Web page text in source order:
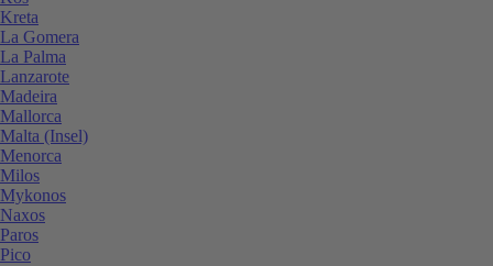
Kreta
La Gomera
La Palma
Lanzarote
Madeira
Mallorca
Malta (Insel)
Menorca
Milos
Mykonos
Naxos
Paros
Pico